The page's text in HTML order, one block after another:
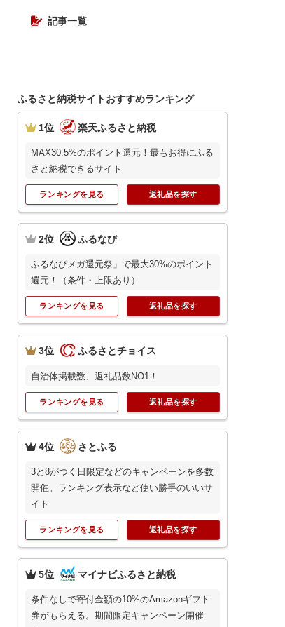
記事一覧
ふるさと納税サイトおすすめランキング
1位 楽天ふるさと納税
MAX30.5%のポイント還元！最もお得にふる
さと納税できるサイト
ランキングを見る 返礼品を探す
2位 ふるなび
ふるなびメガ還元祭」で最大30%のポイント
還元！（条件・上限あり）
ランキングを見る 返礼品を探す
3位 ふるさとチョイス
自治体掲載数、返礼品数NO1！
ランキングを見る 返礼品を探す
4位 さとふる
3と8がつく日限定などのキャンペーンを多数
開催。ランキング表示など使い勝手のいいサ
イト
ランキングを見る 返礼品を探す
5位 マイナビふるさと納税
条件なしで寄付金額の10%のAmazonギフト
券がもらえる。期間限定キャンペーン開催